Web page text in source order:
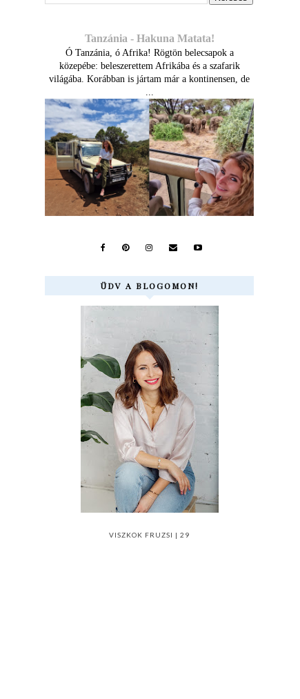
Tanzánia - Hakuna Matata!
Ó Tanzánia, ó Afrika! Rögtön belecsapok a
közepébe: beleszerettem Afrikába és a szafarik
világába. Korábban is jártam már a kontinensen, de
...
ÜDV A BLOGOMON!
VISZKOK FRUZSI | 29